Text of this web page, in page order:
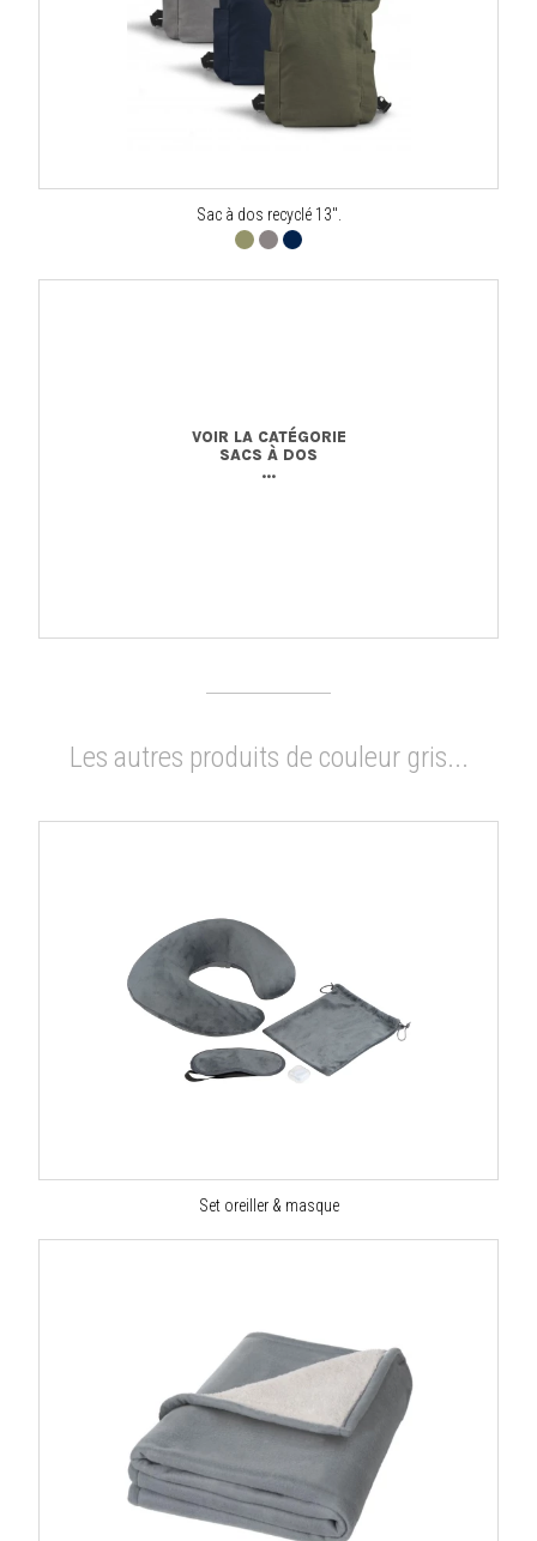
Sac à dos recyclé 13".
VOIR LA CATÉGORIE
SACS À DOS
...
Les autres produits de couleur gris...
Set oreiller & masque